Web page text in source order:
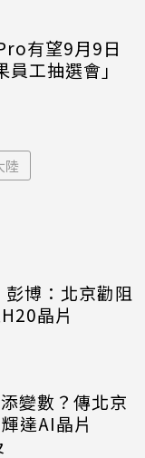
有望9月9日
工抽選會」
陸
博：北京勸阻
晶片
變數？傳北京
達AI晶片